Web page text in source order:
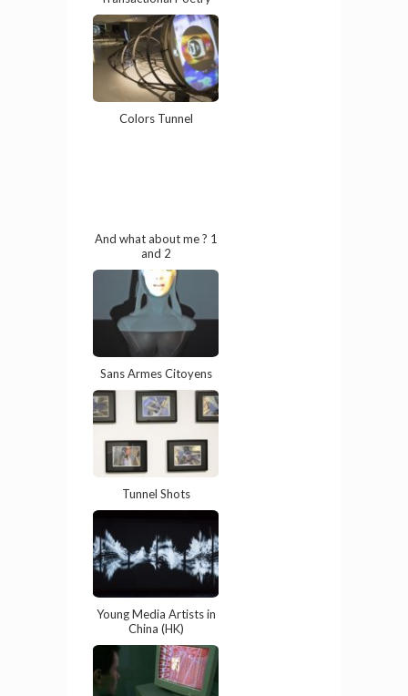
Colors Tunnel
And what about me ? 1
and 2
Sans Armes Citoyens
Tunnel Shots
Young Media Artists in
China (HK)